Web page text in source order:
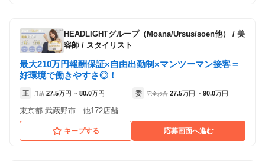
HEADLIGHTグループ（Moana/Ursus/soen他） / 美
容師 / スタイリスト
最大210万円報酬保証×自由出勤制×マンツーマン接客＝
好環境で働きやすさ◎！
正 月給 27.5万円 ~ 80.0万円 委 完全歩合 27.5万円 ~ 90.0万円
東京都 武蔵野市...他172店舗
キープする 応募画面へ進む